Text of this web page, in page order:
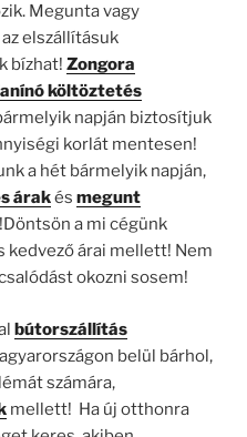
Megunta vagy
elszállításuk
bízhat! Zongora
költöztetés
napján biztosítjuk
korlát mentesen!
a hét bármelyik napján,
árakés megunt
a mi cégünk
kedvező árai mellett! Nem
okozni sosem!
bútorszállítás
belül bárhol,
számára,
mellett! Ha új otthonra